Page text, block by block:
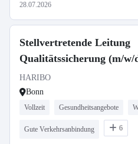
28.07.2026
Stellvertretende Leitung
Qualitätssicherung (m/w/
HARIBO
Bonn
Vollzeit Gesundheitsangebote
Gute Verkehrsanbindung 6